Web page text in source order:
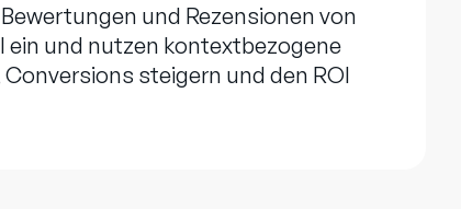
und Rezensionen von
und nutzen kontextbezogene
steigern und den ROI